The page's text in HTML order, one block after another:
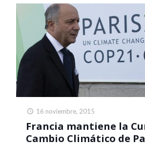
16 noviembre, 2015
Francia mantiene la
Cambio Climático de